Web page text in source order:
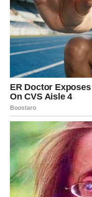
Jarčevi danas ulaze u
u poslednje vreme.
Istina koja izlazi na
nakon toga – oslobađa.
Nešto što niste
U vezi – dolazi do
dinamiku i vodi vas u
Slobodni – saznaćete
vas prijatno iznenaditi.
Ljubavni preokret:
želi dobro – i da mu je